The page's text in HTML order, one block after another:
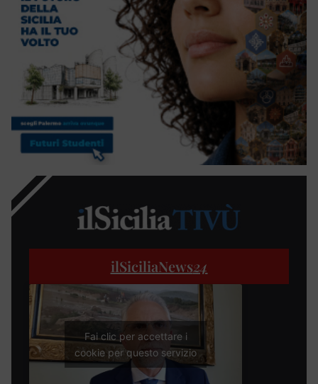
ilSiciliaNews24
Fai clic per accettare i
cookie per questo servizio